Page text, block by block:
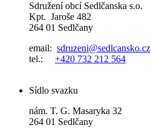
Sdružení obcí Sedlčanska s.o.
Kpt. Jaroše 482
264 01 Sedlčany
email: sdruzeni@sedlcansko.cz
tel.: +420 732 212 564
Sídlo svazku
nám. T. G. Masaryka 32
264 01 Sedlčany